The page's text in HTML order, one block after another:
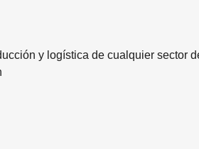
y logística de cualquier sector